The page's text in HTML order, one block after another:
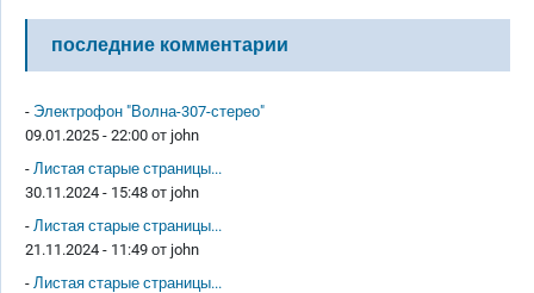
последние комментарии
- Электрофон "Волна-307-стерео"
09.01.2025 - 22:00 от john
- Листая старые страницы...
30.11.2024 - 15:48 от john
- Листая старые страницы...
21.11.2024 - 11:49 от john
- Листая старые страницы...